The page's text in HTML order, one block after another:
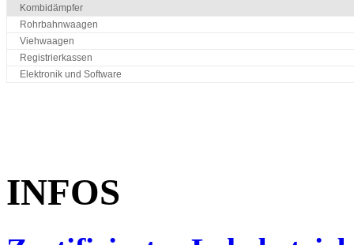
Kombidämpfer
Rohrbahnwaagen
Viehwaagen
Registrierkassen
Elektronik und Software
INFOS